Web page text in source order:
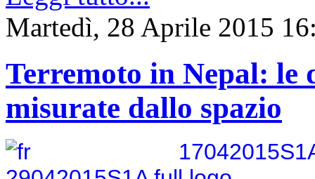
Martedì, 28 Aprile 2015
Terremoto in Nepal: le
misurate dallo spazio